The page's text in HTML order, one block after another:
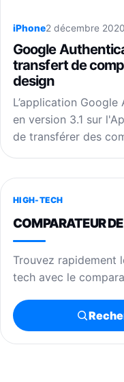
iPhone2 décembre
Google
transfert de
design
L’application
en version 3.1 sur
de transférer des
HIGH-TECH
COMPARATEUR
Trouvez rapidement
tech avec le